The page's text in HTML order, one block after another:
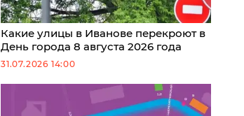
Какие улицы в Иванове перекроют в
День города 8 августа 2026 года
31.07.2026 14:00